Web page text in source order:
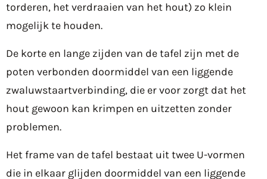
torderen, het verdraaien van het hout) zo klein
mogelijk te houden.
De korte en lange zijden van de tafel zijn met de
poten verbonden doormiddel van een liggende
zwaluwstaartverbinding, die er voor zorgt dat het
hout gewoon kan krimpen en uitzetten zonder
problemen.
Het frame van de tafel bestaat uit twee U-vormen
die in elkaar glijden doormiddel van een liggende